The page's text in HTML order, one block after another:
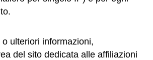
ulteriori informazioni,
del sito dedicata alle affiliazioni